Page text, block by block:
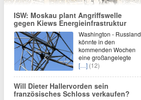
ISW: Moskau plant Angriffswelle
gegen Kiews Energieinfrastruktur
Washington - Russland
könnte in den
kommenden Wochen
eine großangelegte
[…] (12)
Will Dieter Hallervorden sein
französisches Schloss verkaufen?